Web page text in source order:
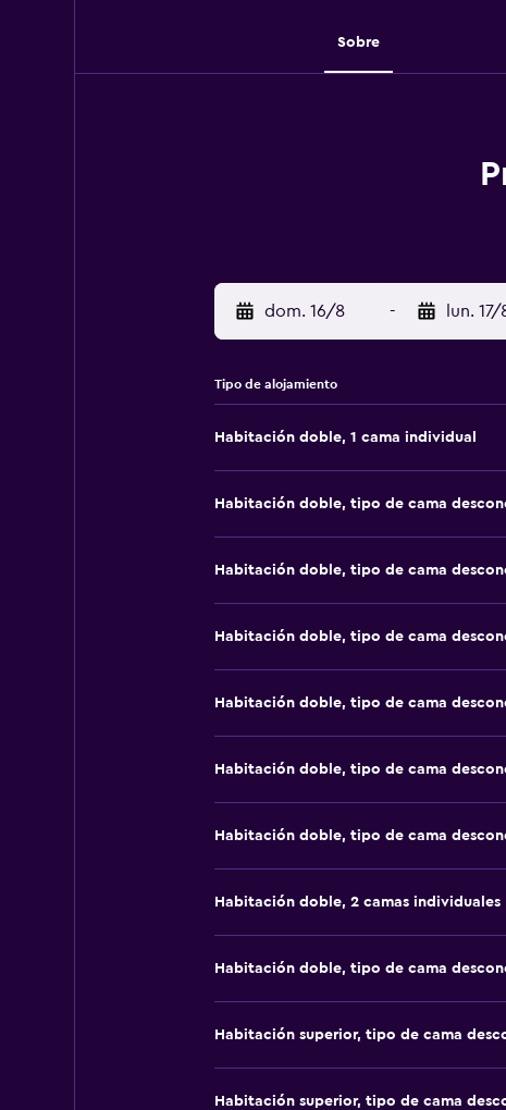
Sobre
dom. 16/8 - lun. 17/
Tipo de alojamiento
Habitación doble, 1 cama individual
Habitación doble, tipo de cama
Habitación doble, tipo de cama
Habitación doble, tipo de cama
Habitación doble, tipo de cama
Habitación doble, tipo de cama
Habitación doble, tipo de cama
Habitación doble, 2 camas individuales
Habitación doble, tipo de cama
Habitación superior, tipo de cama
Habitación superior, tipo de cama